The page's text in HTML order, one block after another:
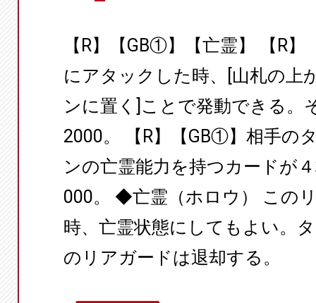
【R】【GB①】【亡霊】 【R
にアタックした時、[山札の上
ンに置く]ことで発動できる。
2000。 【R】【GB①】相手の
ンの亡霊能力を持つカードが
000。 ◆亡霊（ホロウ） この
時、亡霊状態にしてもよい。
のリアガードは退却する。